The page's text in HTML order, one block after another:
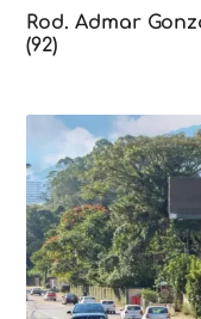
Rod. Admar
(92)